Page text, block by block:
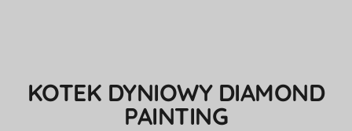
KOTEK DYNIOWY DIAMOND
PAINTING